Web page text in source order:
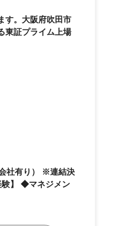
す。大阪府吹田市
東証プライム上場